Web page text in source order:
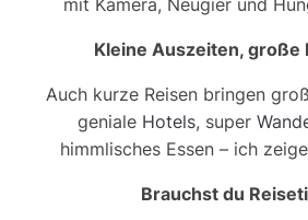
Kleine Auszeiten, große
Auch kurze Reisen bringen
geniale Hotels, super
himmlisches Essen – ich
Brauchst du